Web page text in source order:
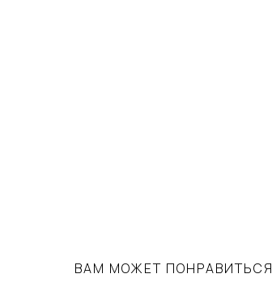
ВАМ МОЖЕТ ПОНРАВИТЬСЯ